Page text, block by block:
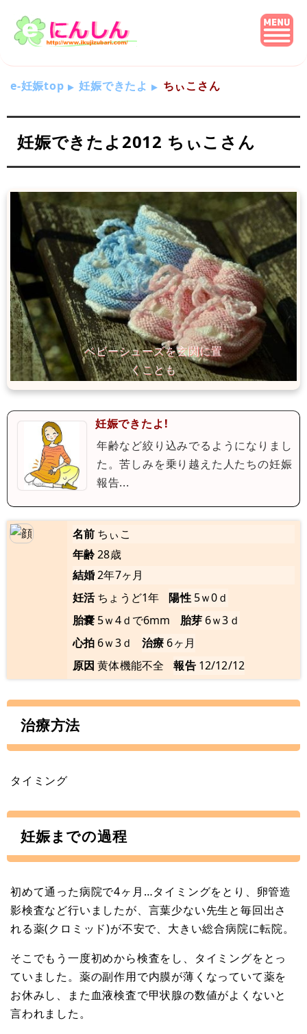
e-妊娠top 妊娠できたよ ちぃこさん
妊娠できたよ2012 ちぃこさん
妊娠できたよ!
年齢など絞り込みでるようになりまし
た。苦しみを乗り越えた人たちの妊娠
報告...
名前 ちぃこ
年齢28歳
結婚2年7ヶ月
妊活 ちょうど1年 陽性 5ｗ0ｄ
胎嚢 5ｗ4ｄで6mm 胎芽 6ｗ3ｄ
心拍 6ｗ3ｄ 治療 6ヶ月
原因 黄体機能不全 報告 12/12/12
治療方法
タイミング
妊娠までの過程
初めて通った病院で4ヶ月…タイミングをとり、卵管造
影検査など行いましたが、言葉少ない先生と毎回出さ
れる薬(クロミッド)が不安で、大きい総合病院に転院。
そこでもう一度初めから検査をし、タイミングをとっ
ていました。薬の副作用で内膜が薄くなっていて薬を
お休みし、また血液検査で甲状腺の数値がよくないと
言われました。